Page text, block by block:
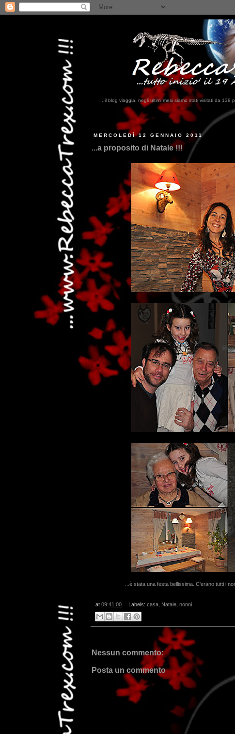
...il blog viaggia, negli ultimi mesi siamo stati visitati da
...qui
MERCOLEDÌ 12 GENNAIO 2011
...a proposito di Natale !!!
...è stata una festa bellissima. C'erano tutti i
at 09:41:00 Labels: casa, Natale, nonni
Nessun commento:
Posta un commento
...dai